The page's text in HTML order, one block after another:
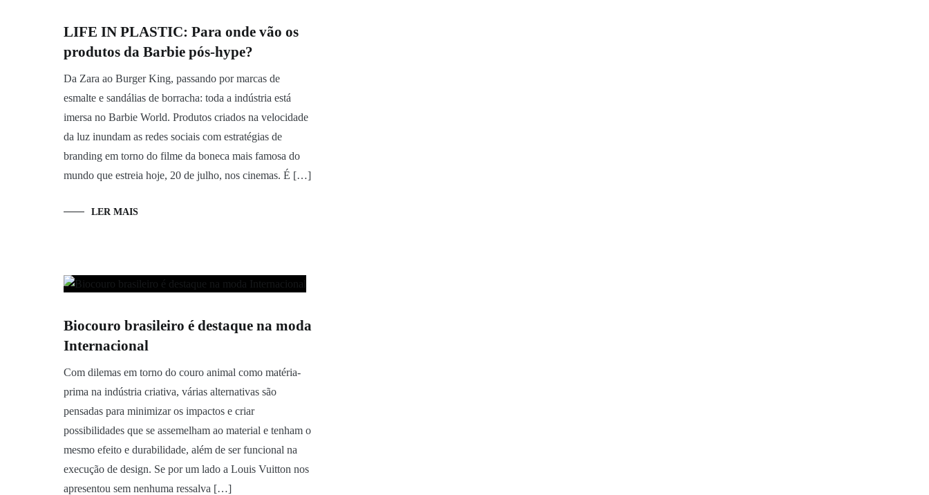
LIFE IN PLASTIC: Para onde vão os
produtos da Barbie pós-hype?
Da Zara ao Burger King, passando por marcas de
esmalte e sandálias de borracha: toda a indústria está
imersa no Barbie World. Produtos criados na velocidade
da luz inundam as redes sociais com estratégias de
branding em torno do filme da boneca mais famosa do
mundo que estreia hoje, 20 de julho, nos cinemas. É […]
LER MAIS
Biocouro brasileiro é destaque na moda
Internacional
Com dilemas em torno do couro animal como matéria-
prima na indústria criativa, várias alternativas são
pensadas para minimizar os impactos e criar
possibilidades que se assemelham ao material e tenham o
mesmo efeito e durabilidade, além de ser funcional na
execução de design. Se por um lado a Louis Vuitton nos
apresentou sem nenhuma ressalva […]